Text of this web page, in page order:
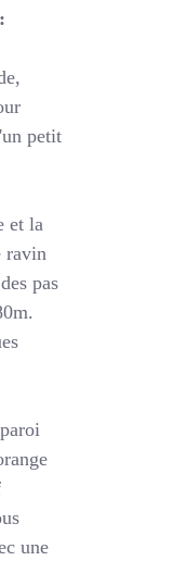
petit
et la
ravin
pas
une